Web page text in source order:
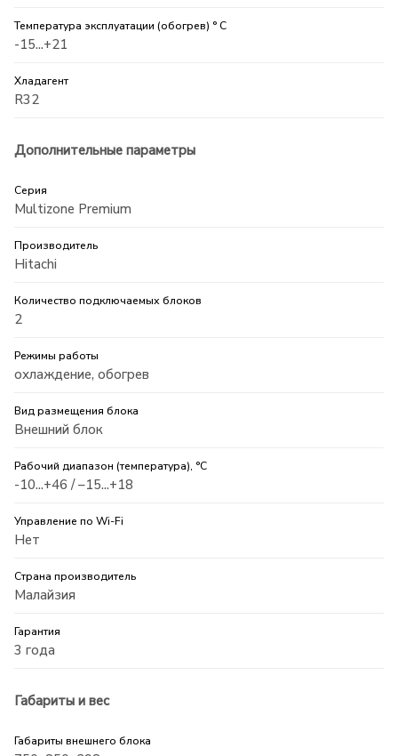
Температура эксплуатации (обогрев) ° C
-15...+21
Хладагент
R32
Дополнительные параметры
Серия
Multizone Premium
Производитель
Hitachi
Количество подключаемых блоков
2
Режимы работы
охлаждение, обогрев
Вид размещения блока
Внешний блок
Рабочий диапазон (температура), °С
-10...+46 / –15...+18
Управление по Wi-Fi
Нет
Страна производитель
Малайзия
Гарантия
3 года
Габариты и вес
Габариты внешнего блока